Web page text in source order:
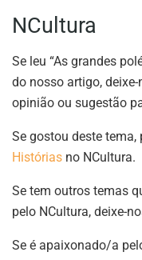
NCultura
Se leu “As grandes
do nosso artigo,
opinião ou sugestão
Se gostou deste
Histórias no NCultura.
Se tem outros temas
pelo NCultura, deixe-
Se é apaixonado/a